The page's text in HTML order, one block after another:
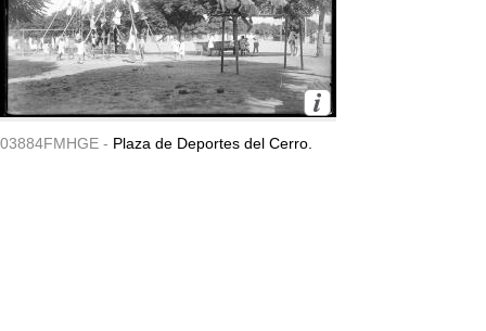
03884FMHGE - Plaza de Deportes del Cerro.